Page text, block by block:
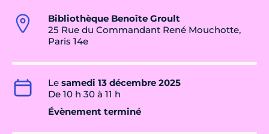
Bibliothèque Benoîte Groult
25 Rue du Commandant René Mouchotte,
Paris 14e
Le samedi 13 décembre 2025
De 10 h 30 à 11 h
Évènement terminé